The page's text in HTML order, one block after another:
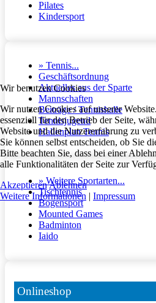
Pilates
Kindersport
» Tennis...
Geschäftsordnung
Aktuelles aus der Sparte
Mannschaften
Beiträge / Tennishalle
Tennisjugend
Hallenplan Tennis
» Weitere Sportarten...
Tischtennis
Bogensport
Mounted Games
Badminton
Iaido
Onlineshop
Wir benutzen Cookies
Wir nutzen Cookies auf unserer
essenziell für den Betrieb der Seite,
Website und die Nutzererfahrung zu
Sie können selbst entscheiden, ob Sie
Bitte beachten Sie, dass bei einer
alle Funktionalitäten der Seite zur
AkzeptierenAblehnen
Weitere Informationen | Impressum